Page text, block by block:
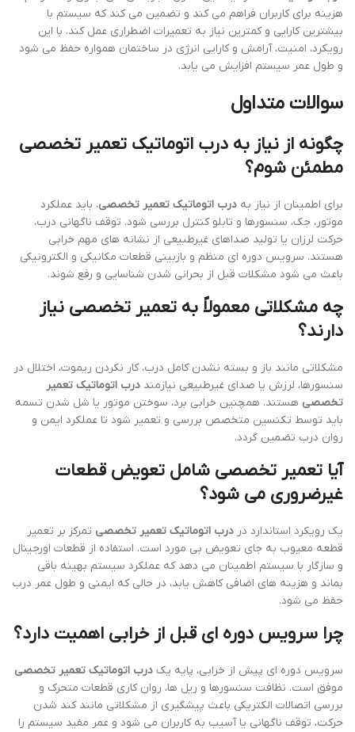
هزینه برای کاربران فراهم می کند و تضمین می کند که سیستم با
بیشترین کارایی و کمترین نیاز به تعمیرات اضطراری عمل کند. با این
رویکرد، امنیت، آرامش و کارایی انرژی در ساختمان همواره حفظ می شود
و طول عمر سیستم افزایش می یابد.
سوالات متداول
چگونه از نیاز به درب اتوماتیک تعمیر تخصصی
مطمئن شوم؟
برای اطمینان از نیاز به درب اتوماتیک تعمیر تخصصی، باید عملکرد
موتور، جک، سنسورها و تابلو کنترل بررسی شود. توقف ناگهانی درب،
حرکت لرزان یا تولید صداهای غیرطبیعی از نشانه های مهم خرابی
هستند. سرویس دوره ای منظم و بازبینی قطعات مکانیکی و الکترونیکی
باعث می شود مشکلات قبل از بحرانی شدن شناسایی و رفع شوند.
چه مشکلاتی معمولاً به تعمیر تخصصی نیاز
دارند؟
مشکلاتی مانند باز و بسته نشدن کامل درب، کار نکردن ریموت، اختلال در
سنسورها، لرزش یا صدای غیرطبیعی نیازمند درب اتوماتیک تعمیر
تخصصی هستند. همچنین خرابی برد، سوختن موتور یا شل شدن تسمه
باید توسط تکنسین متخصص بررسی و تعمیر شود تا عملکرد ایمن و
روان درب تضمین گردد.
آیا تعمیر تخصصی شامل تعویض قطعات
غیرضروری می شود؟
یک رویکرد استاندارد در درب اتوماتیک تعمیر تخصصی تمرکز بر تعمیر
قطعه معیوب به جای تعویض بی مورد است. استفاده از قطعات اورجینال
و سازگار با سیستم اطمینان می دهد که عملکرد سیستم بهینه باقی
بماند و هزینه های اضافی کاهش یابد، در حالی که ایمنی و طول عمر درب
حفظ می شود.
چرا سرویس دوره ای قبل از خرابی اهمیت دارد؟
سرویس دوره ای پیش از خرابی، پایه یک درب اتوماتیک تعمیر تخصصی
موفق است. نظافت سنسورها و ریل ها، روان کاری قطعات متحرک و
بررسی اتصالات الکتریکی باعث پیشگیری از مشکلاتی مانند کند شدن
حرکت، توقف ناگهانی یا آسیب به کاربران می شود و عمر مفید سیستم را